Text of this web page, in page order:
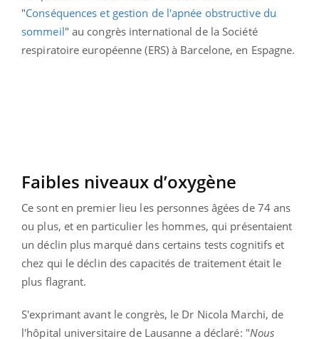
"Conséquences et gestion de l'apnée obstructive du
sommeil" au congrès international de la Société
respiratoire européenne (ERS) à Barcelone, en Espagne.
Faibles niveaux d’oxygène
Ce sont en premier lieu les personnes âgées de 74 ans
ou plus, et en particulier les hommes, qui présentaient
un déclin plus marqué dans certains tests cognitifs et
chez qui le déclin des capacités de traitement était le
plus flagrant.
S'exprimant avant le congrès, le Dr Nicola Marchi, de
l'hôpital universitaire de Lausanne a déclaré: "Nous